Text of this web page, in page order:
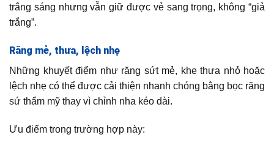
trắng sáng nhưng vẫn giữ được vẻ sang trọng, không “giả
trắng”.
Răng mẻ, thưa, lệch nhẹ
Những khuyết điểm như răng sứt mẻ, khe thưa nhỏ hoặc
lệch nhẹ có thể được cải thiện nhanh chóng bằng bọc răng
sứ thẩm mỹ thay vì chỉnh nha kéo dài.
Ưu điểm trong trường hợp này: